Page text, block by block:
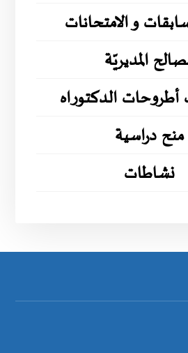
و الامتحانات
المديريّة
الدكتوراه
منح دراسية
نشاطات